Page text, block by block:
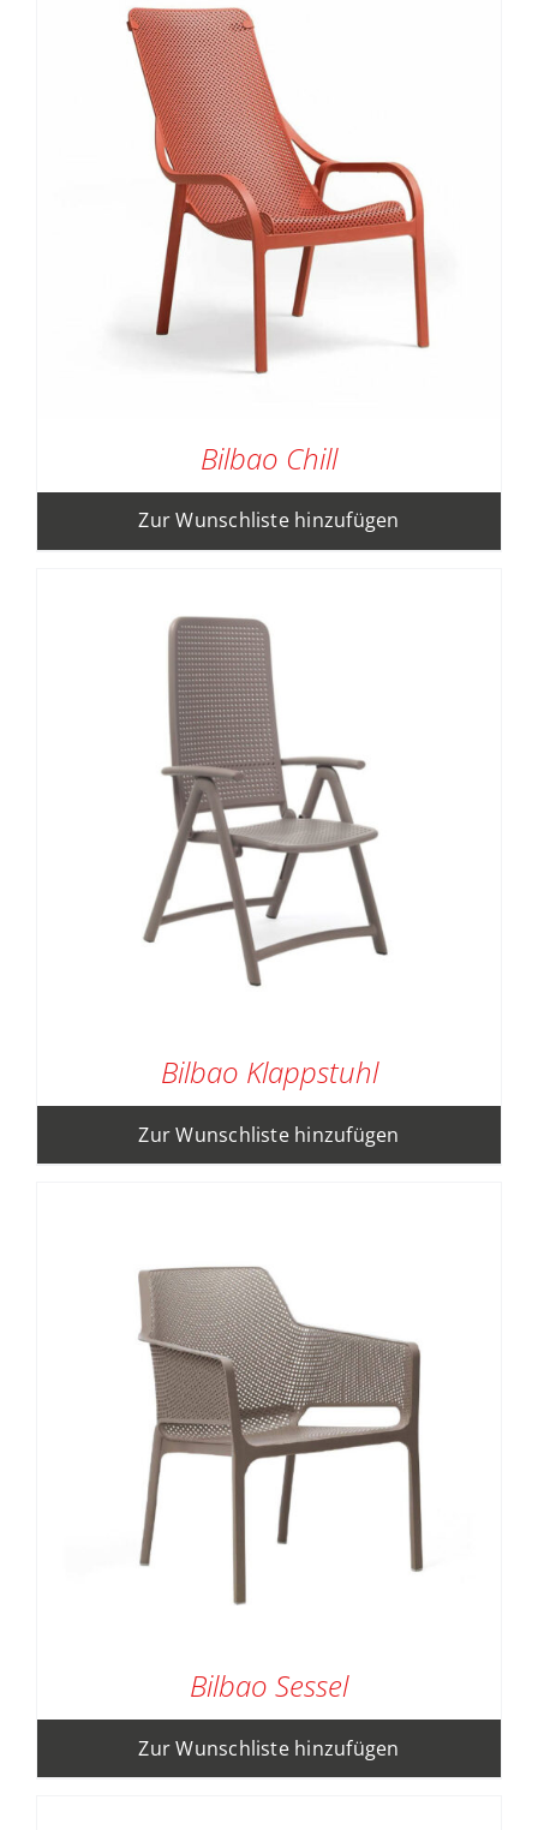
Bilbao Chill
Zur Wunschliste hinzufügen
Bilbao Klappstuhl
Zur Wunschliste hinzufügen
Bilbao Sessel
Zur Wunschliste hinzufügen